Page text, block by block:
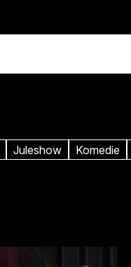
Juleshow Komedie